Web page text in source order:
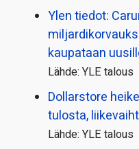
Ylen tiedot:
kaupataan
Lähde: YLE talous
Dollarstore
tulosta,
Lähde: YLE talous